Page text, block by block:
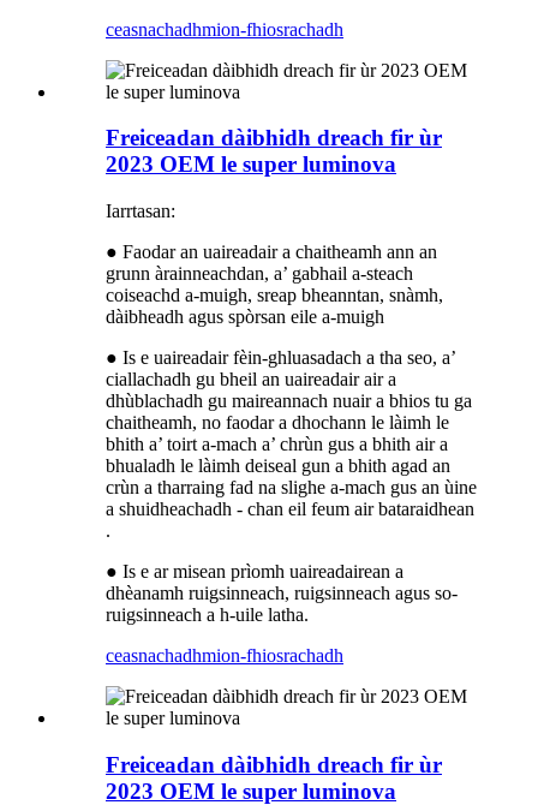
ceasnachadhmion-fhiosrachadh
Freiceadan dàibhidh dreach fir ùr
2023 OEM le super luminova
Iarrtasan:
● Faodar an uaireadair a chaitheamh ann an
grunn àrainneachdan, a’ gabhail a-steach
coiseachd a-muigh, sreap bheanntan, snàmh,
dàibheadh ​​​​agus spòrsan eile a-muigh
● Is e uaireadair fèin-ghluasadach a tha seo, a’
ciallachadh gu bheil an uaireadair air a
dhùblachadh gu maireannach nuair a bhios tu ga
chaitheamh, no faodar a dhochann le làimh le
bhith a’ toirt a-mach a’ chrùn gus a bhith air a
bhualadh le làimh deiseal gun a bhith agad an
crùn a tharraing fad na slighe a-mach gus an ùine
a shuidheachadh - chan eil feum air bataraidhean
.
● Is e ar misean prìomh uaireadairean a
dhèanamh ruigsinneach, ruigsinneach agus so-
ruigsinneach a h-uile latha.
ceasnachadhmion-fhiosrachadh
Freiceadan dàibhidh dreach fir ùr
2023 OEM le super luminova